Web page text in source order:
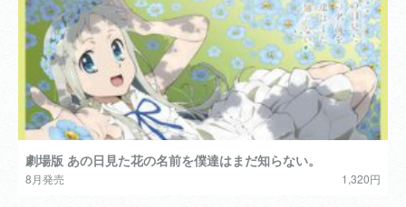
劇場版 あの日見た花の名前を僕達はまだ知らない。
8月発売 1,320円